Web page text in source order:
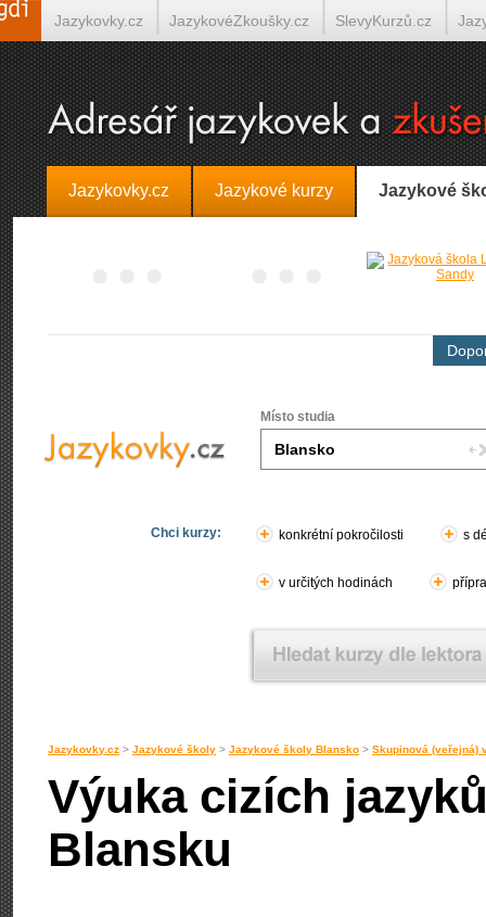
Jazykovky.cz Jazykové kurzy Jazykové
Místo studia
Chci kurzy: konkrétní pokročilosti s
v určitých hodinách
Jazykovky.cz > Jazykové školy > Jazykové školy Blansko > Skupinová (veřejná)
Výuka cizích
Blansku
Jazykovky.cz JazykovéZkoušky.cz SlevyKurzů.cz
Španělština on-line Italština on-line Tlumočení-